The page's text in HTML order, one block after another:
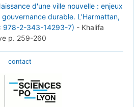
d'une ville nouvelle : enjeux
durable. L'Harmattan,
978-2-343-14293-7) - Khalifa
p. 259-260
contact